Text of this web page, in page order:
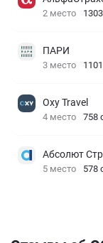
2 место
ПАРИ
3 место
Oxy Travel
4 место 758
Абсолют
5 место 578